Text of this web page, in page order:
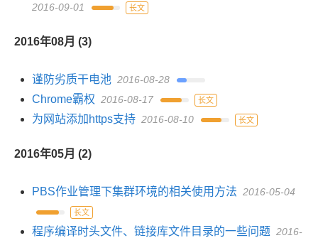
2016-09-01 长文
2016年08月 (3)
谨防劣质干电池 2016-08-28
Chrome霸权 2016-08-17 长文
为网站添加https支持 2016-08-10 长文
2016年05月 (2)
PBS作业管理下集群环境的相关使用方法 2016-05-04
长文
程序编译时头文件、链接库文件目录的一些问题 2016-